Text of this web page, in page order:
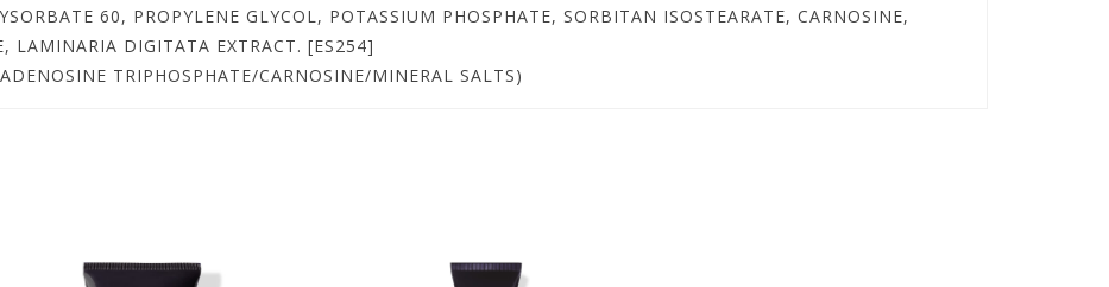
60, PROPYLENE GLYCOL, POTASSIUM PHOSPHATE, SORBITAN ISOSTEARATE, CARNOSINE,
LAMINARIA DIGITATA EXTRACT. [ES254]
TRIPHOSPHATE/CARNOSINE/MINERAL SALTS)